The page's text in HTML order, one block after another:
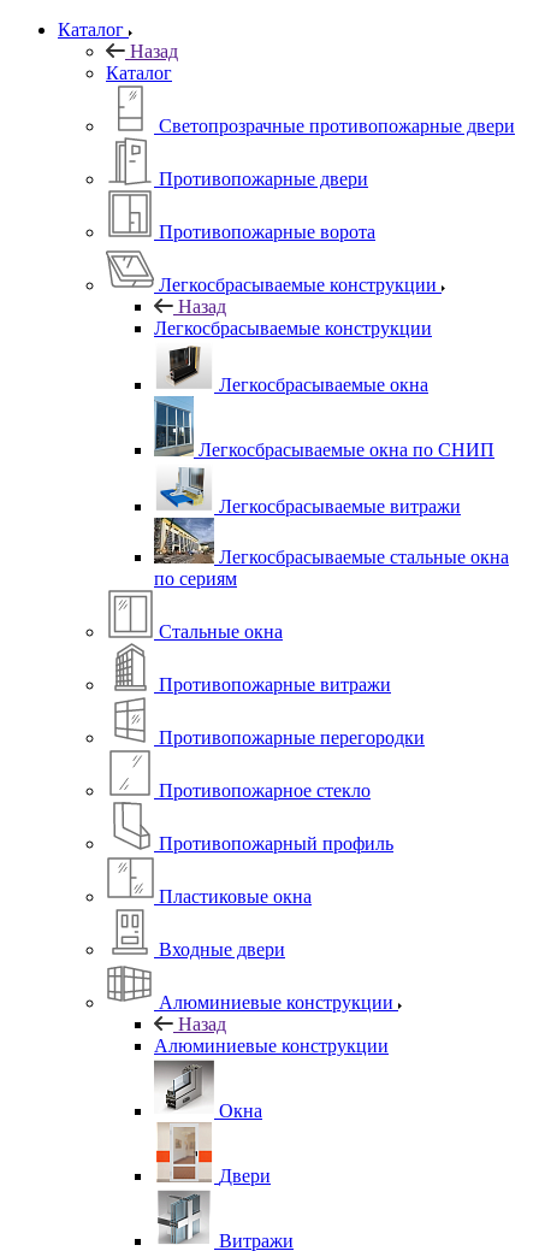
Каталог
Назад
Каталог
Светопрозрачные противопожарные двери
Противопожарные двери
Противопожарные ворота
Легкосбрасываемые конструкции
Назад
Легкосбрасываемые конструкции
Легкосбрасываемые окна
Легкосбрасываемые окна по СНИП
Легкосбрасываемые витражи
Легкосбрасываемые стальные окна
по сериям
Стальные окна
Противопожарные витражи
Противопожарные перегородки
Противопожарное стекло
Противопожарный профиль
Пластиковые окна
Входные двери
Алюминиевые конструкции
Назад
Алюминиевые конструкции
Окна
Двери
Витражи